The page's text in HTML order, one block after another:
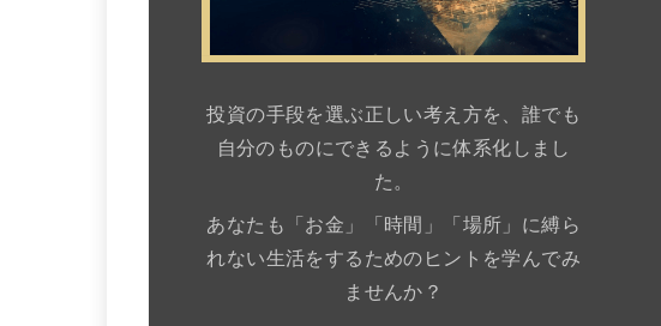
投資の手段を選ぶ正しい考え方を、誰でも
自分のものにできるように体系化しまし
た。
あなたも「お金」「時間」「場所」に縛ら
れない生活をするためのヒントを学んでみ
ませんか？